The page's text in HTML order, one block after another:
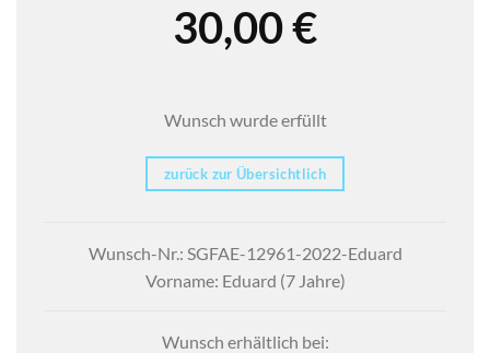
30,00€
Wunsch wurde erfüllt
zurück zur Übersichtlich
Wunsch-Nr.: SGFAE-12961-2022-Eduard
Vorname: Eduard (7 Jahre)
Wunsch erhältlich bei: